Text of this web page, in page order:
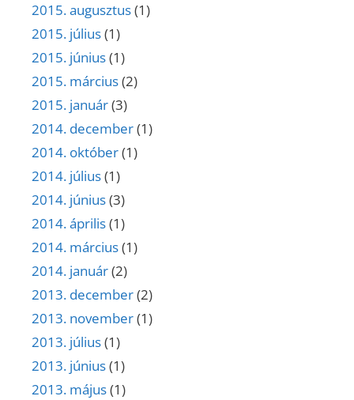
2015. augusztus(1)
2015. július(1)
2015. június(1)
2015. március(2)
2015. január(3)
2014. december(1)
2014. október(1)
2014. július(1)
2014. június(3)
2014. április(1)
2014. március(1)
2014. január(2)
2013. december(2)
2013. november(1)
2013. július(1)
2013. június(1)
2013. május(1)